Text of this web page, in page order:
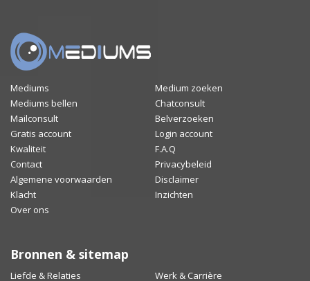
Mediums
Medium zoeken
Mediums bellen
Chatconsult
Mailconsult
Belverzoeken
Gratis account
Login account
Kwaliteit
F.A.Q
Contact
Privacybeleid
Algemene voorwaarden
Disclaimer
Klacht
Inzichten
Over ons
Bronnen & sitemap
Liefde & Relaties Werk & Carrière